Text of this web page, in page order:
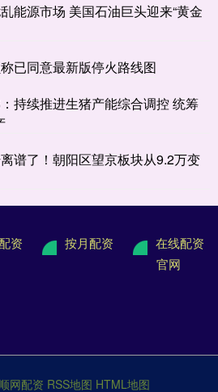
能源市场 美国石油巨头迎来“黄金
已同意最新版停火路线图
持续推进生猪产能综合调控 统筹
谱了！朝阳区望京板块从9.2万变
资 按月配资
在线配资
官网
网配资 RSS地图 HTML地图